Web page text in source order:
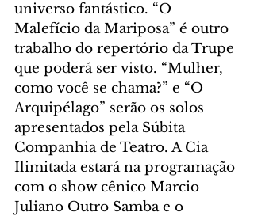
universo fantástico. “O
Malefício da Mariposa” é outro
trabalho do repertório da Trupe
que poderá ser visto. “Mulher,
como você se chama?” e “O
Arquipélago” serão os solos
apresentados pela Súbita
Companhia de Teatro. A Cia
Ilimitada estará na programação
com o show cênico Marcio
Juliano Outro Samba e o